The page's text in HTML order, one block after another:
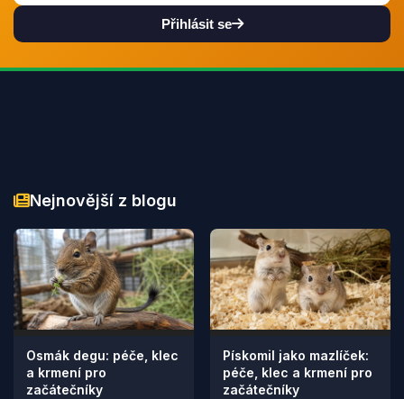
Přihlásit se
Nejnovější z blogu
Osmák degu: péče, klec
a krmení pro
začátečníky
Pískomil jako mazlíček:
péče, klec a krmení pro
začátečníky